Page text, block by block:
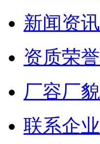
新闻资讯
资质荣誉
厂容厂貌
联系企业